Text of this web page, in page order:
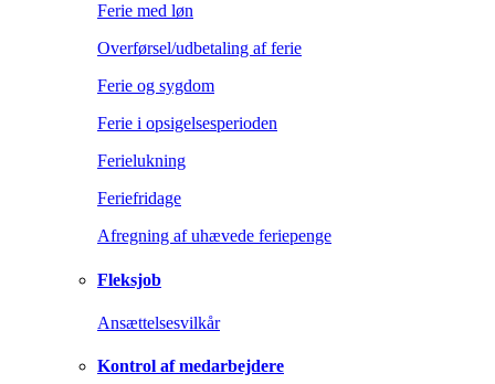
Ferie med løn
Overførsel/udbetaling af ferie
Ferie og sygdom
Ferie i opsigelsesperioden
Ferielukning
Feriefridage
Afregning af uhævede feriepenge
Fleksjob
Ansættelsesvilkår
Kontrol af medarbejdere